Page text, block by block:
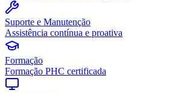
Suporte e Manutenção
Assistência contínua e proativa
Formação
Formação PHC certificada